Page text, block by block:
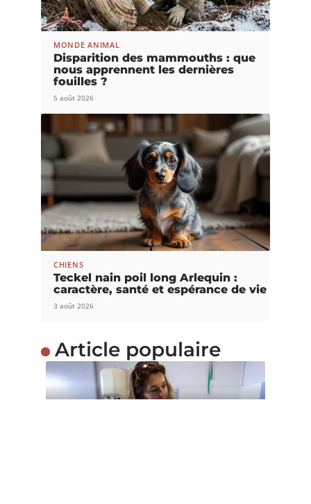
MONDE ANIMAL
Disparition des mammouths : que
nous apprennent les dernières
fouilles ?
5 août 2026
CHIENS
Teckel nain poil long Arlequin :
caractère, santé et espérance de vie
3 août 2026
Article populaire